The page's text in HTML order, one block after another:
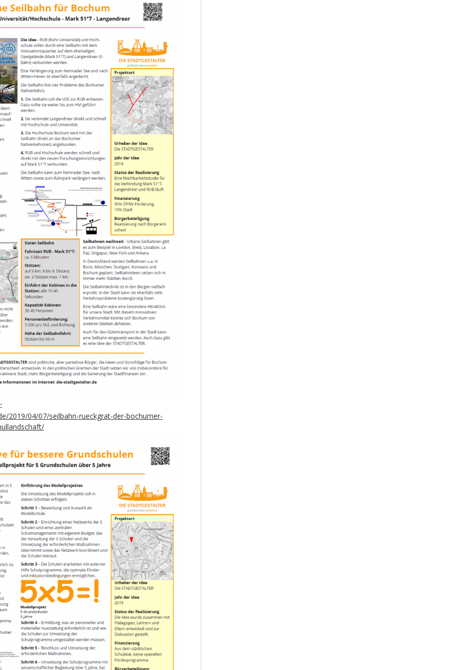
2019/04/07/seilbahn-rueckgrat-der-bochumer-